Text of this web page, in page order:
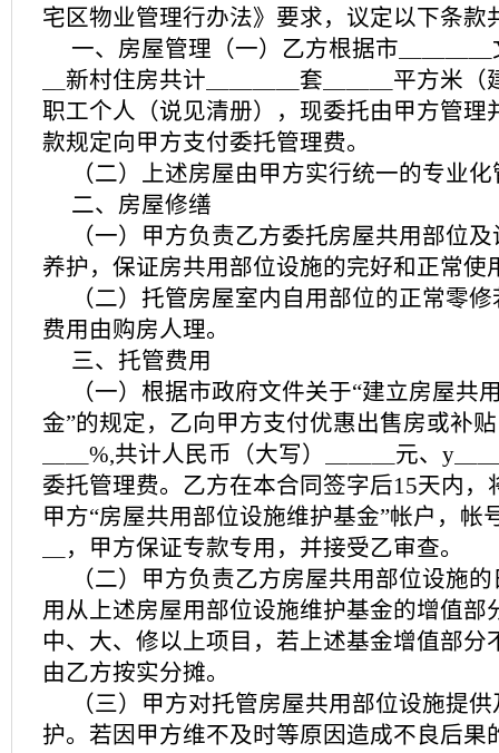
宅区物业管理行办法》要求，议定以下条款
一、房屋管理（一）乙方根据市＿＿＿
＿新村住房共计＿＿＿＿套＿＿＿平方米（
职工个人（说见清册），现委托由甲方管理
款规定向甲方支付委托管理费。
（二）上述房屋由甲方实行统一的专业
二、房屋修缮
（一）甲方负责乙方委托房屋共用部位
养护，保证房共用部位设施的完好和正常使
（二）托管房屋室内自用部位的正常零
费用由购房人理。
三、托管费用
（一）根据市政府文件关于“建立房屋共
金”的规定，乙向甲方支付优惠出售房或补
＿＿%,共计人民币（大写）＿＿＿元、y＿
委托管理费。乙方在本合同签字后15天内，
甲方“房屋共用部位设施维护基金”帐户，帐
＿，甲方保证专款专用，并接受乙审查。
（二）甲方负责乙方房屋共用部位设施
用从上述房屋用部位设施维护基金的增值部
中、大、修以上项目，若上述基金增值部分
由乙方按实分摊。
（三）甲方对托管房屋共用部位设施提
护。若因甲方维不及时等原因造成不良后果